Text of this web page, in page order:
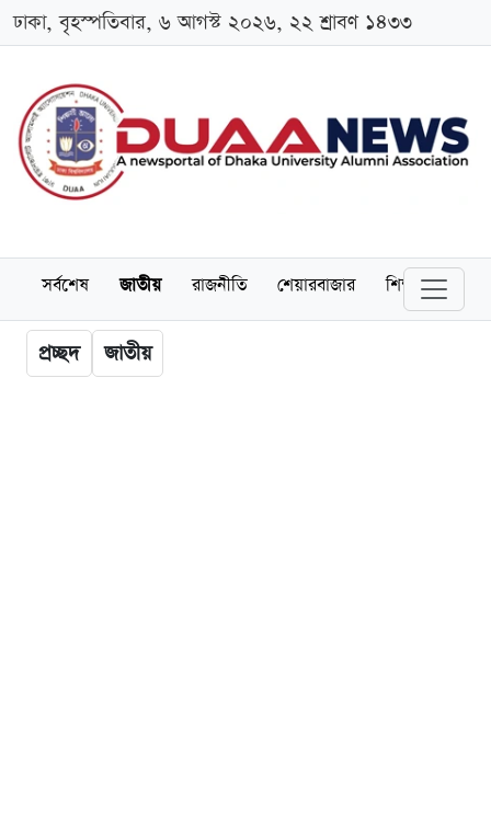
ঢাকা, বৃহস্পতিবার, ৬ আগস্ট ২০২৬, ২২ শ্রাবণ ১৪৩৩
সর্বশেষ জাতীয় রাজনীতি শেয়ারবাজার শিক্ষা
প্রচ্ছদ জাতীয়